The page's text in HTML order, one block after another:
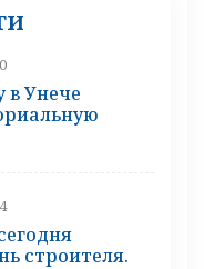
Унече
строителя.